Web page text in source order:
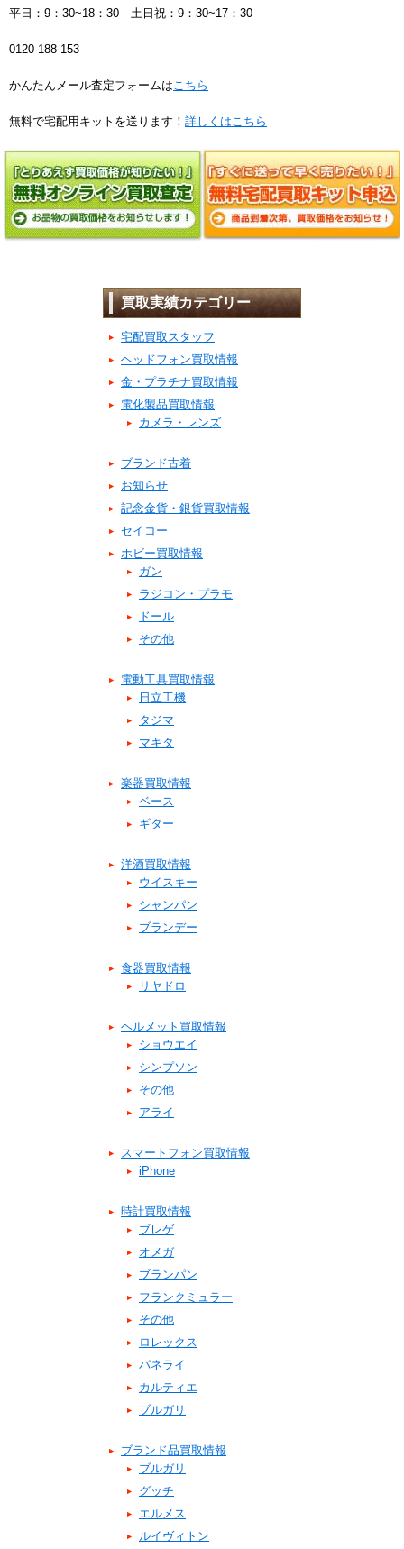
平日：9：30~18：30 土日祝：9：30~17：30
0120-188-153
かんたんメール査定フォームはこちら
無料で宅配用キットを送ります！ 詳しくはこちら
買取実績カテゴリー
宅配買取スタッフ
ヘッドフォン買取情報
金・プラチナ買取情報
電化製品買取情報
カメラ・レンズ
ブランド古着
お知らせ
記念金貨・銀貨買取情報
セイコー
ホビー買取情報
ガン
ラジコン・プラモ
ドール
その他
電動工具買取情報
日立工機
タジマ
マキタ
楽器買取情報
ベース
ギター
洋酒買取情報
ウイスキー
シャンパン
ブランデー
食器買取情報
リヤドロ
ヘルメット買取情報
ショウエイ
シンプソン
その他
アライ
スマートフォン買取情報
iPhone
時計買取情報
ブレゲ
オメガ
ブランパン
フランクミュラー
その他
ロレックス
パネライ
カルティエ
ブルガリ
ブランド品買取情報
ブルガリ
グッチ
エルメス
ルイヴィトン